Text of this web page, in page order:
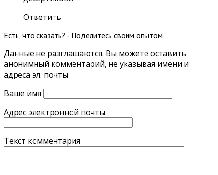
Ответить
Есть, что сказать? - Поделитесь своим опытом
Данные не разглашаются. Вы можете оставить
анонимный комментарий, не указывая имени и
адреса эл. почты
Ваше имя
Адрес электронной почты
Текст комментария